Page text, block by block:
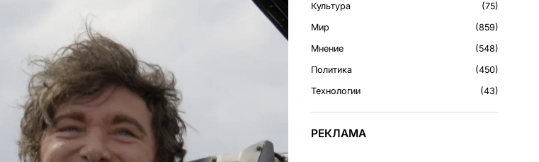
Культура
75
Мир
859
Мнение
548
Политика
450
Технологии
43
РЕКЛАМА